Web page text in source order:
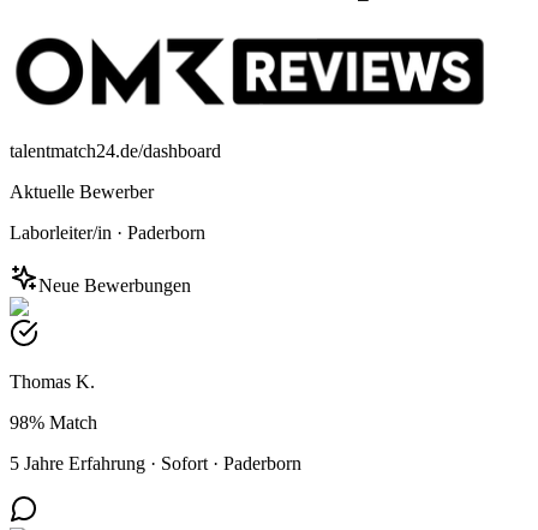
talentmatch24.de/dashboard
Aktuelle Bewerber
Laborleiter/in · Paderborn
Neue Bewerbungen
Thomas K.
98% Match
5 Jahre Erfahrung · Sofort · Paderborn